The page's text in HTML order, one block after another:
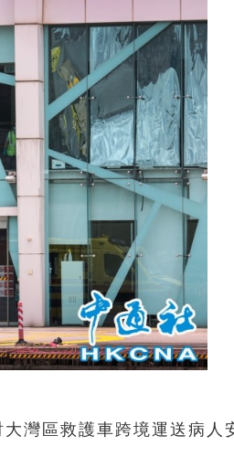
灣區救護車跨境運送病人